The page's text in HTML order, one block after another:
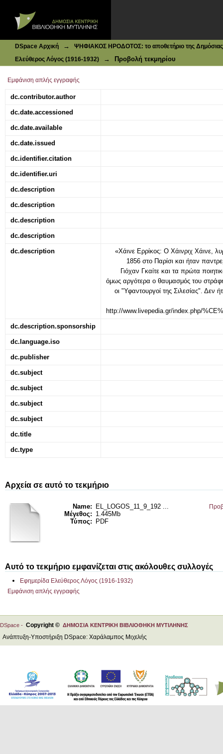
DSpace Αρχική →
ΨΗΦΙΑΚΟΣ ΗΡΟΔΟΤΟΣ: το αποθετήριο της Δημόσιας
Ελεύθερος Λόγος (1916-1932)
→ Προβολή τεκμηρίου
Εμφάνιση απλής εγγραφής
dc.contributor.author
dc.date.accessioned
dc.date.available
dc.date.issued
dc.identifier.citation
dc.identifier.uri
dc.description
dc.description
dc.description
dc.description
dc.description
«Χάινε Ερρίκος: Ο Χάινριχ Χάινε,
1856 στο Παρίσι και ήταν
Γιόχαν Γκαίτε και τα πρώτα
όμως αργότερα ο θαυμασμός του
οι "Υφαντουργοί της Σιλεσίας". Δεν
http://www.livepedia.gr/index.php/
dc.description.sponsorship
dc.language.iso
dc.publisher
dc.subject
dc.subject
dc.subject
dc.subject
dc.title
dc.type
Αρχεία σε αυτό το τεκμήριο
Name:
EL_LOGOS_11_9_192 ...
Μέγεθος: 1.445Mb
Τύπος:
PDF
Αυτό το τεκμήριο εμφανίζεται στις ακόλουθες συλλογές
Εφημερίδα Ελεύθερος Λόγος (1916-1932)
Εμφάνιση απλής εγγραφής
DSpace - Copyright © ΔΗΜΟΣΙΑ ΚΕΝΤΡΙΚΗ ΒΙΒΛΙΟΘΗΚΗ ΜΥΤΙΛΗΝΗΣ
Ανάπτυξη-Υποστήριξη DSpace: Χαράλαμπος Μιχελής